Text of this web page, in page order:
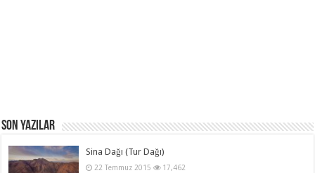
Son Yazılar
Sina Dağı (Tur Dağı)
22 Temmuz 2015 17,462